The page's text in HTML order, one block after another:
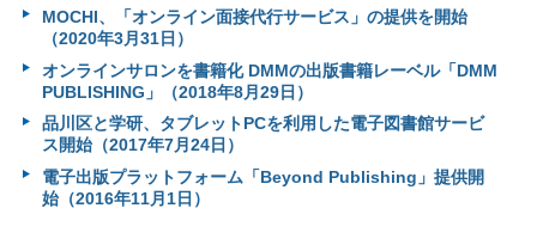
MOCHI、「オンライン面接代行サービス」の提供を開始
（2020年3月31日）
オンラインサロンを書籍化 DMMの出版書籍レーベル「DMM
PUBLISHING」（2018年8月29日）
品川区と学研、タブレットPCを利用した電子図書館サービ
ス開始（2017年7月24日）
電子出版プラットフォーム「Beyond Publishing」提供開
始（2016年11月1日）